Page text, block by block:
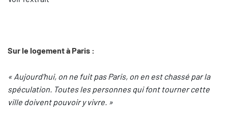
Sur le logement à Paris :
« Aujourd’hui, on ne fuit pas Paris, on en est chassé par la
spéculation. Toutes les personnes qui font tourner cette
ville doivent pouvoir y vivre. »